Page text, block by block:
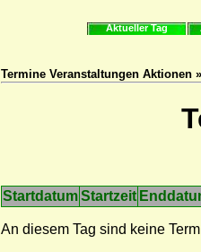
Aktueller Tag
Termine Veranstaltungen Aktionen
StartdatumStartzeit
An diesem Tag sind keine